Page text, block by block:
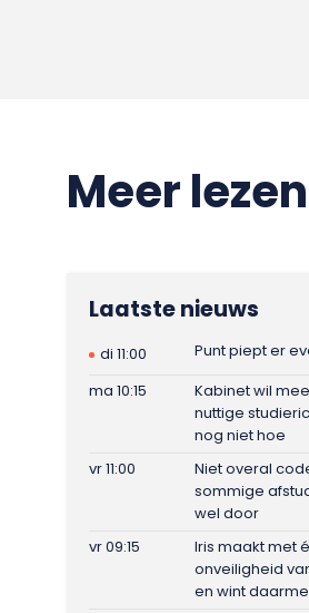
Meer
Laatste nieuws
di 11:00
Punt piept er
ma 10:15
Kabinet wil
nuttige
nog niet hoe
vr 11:00
Niet overal
sommige
wel door
vr 09:15
Iris maakt met
onveiligheid
en wint